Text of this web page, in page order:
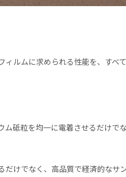
ルムに求められる性能を、すべ
砥粒を均一に電着させるだけで
けでなく、高品質で経済的なサ